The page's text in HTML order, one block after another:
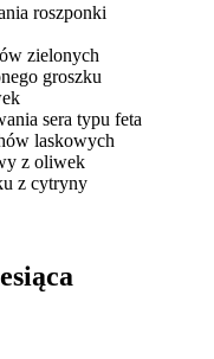
roszponki
zielonych
groszku
sera typu feta
laskowych
z oliwek
z cytryny